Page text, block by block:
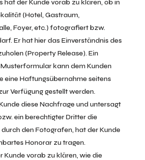
hat der Kunde vorab zu klären, ob in
(Hotel, Gastraum,
Foyer, etc.) fotografiert bzw.
Er hat hier das Einverständnis des
(Property Release). Ein
kann dem Kunden
eine Haftungsübernahme seitens
Verfügung gestellt werden.
diese Nachfrage und untersagt
ein berechtigter Dritter die
den Fotografen, hat der Kunde
Honorar zu tragen.
Kunde vorab zu klären, wie die